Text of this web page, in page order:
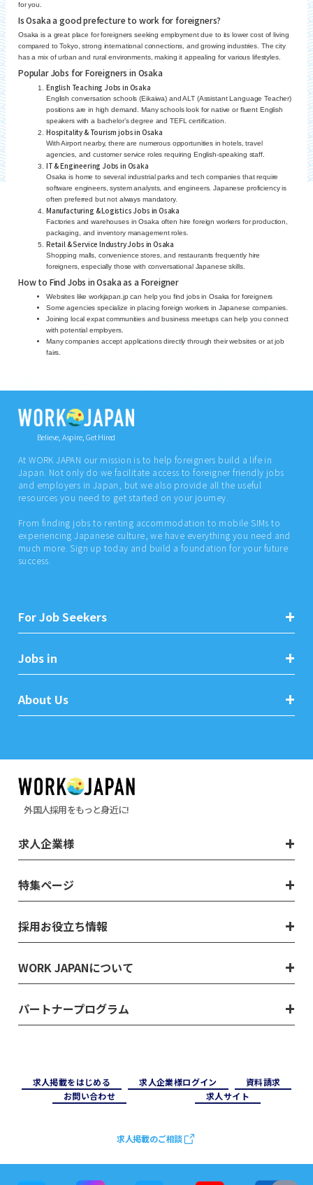
for you.
Is Osaka a good prefecture to work for foreigners?
Osaka is a great place for foreigners seeking employment due to its lower cost of living
compared to Tokyo, strong international connections, and growing industries. The city
has a mix of urban and rural environments, making it appealing for various lifestyles.
Popular Jobs for Foreigners in Osaka
English Teaching Jobs in Osaka
English conversation schools (Eikaiwa) and ALT (Assistant Language Teacher)
positions are in high demand. Many schools look for native or fluent English
speakers with a bachelor’s degree and TEFL certification.
Hospitality & Tourism jobs in Osaka
With Airport nearby, there are numerous opportunities in hotels, travel
agencies, and customer service roles requiring English-speaking staff.
IT & Engineering Jobs in Osaka
Osaka is home to several industrial parks and tech companies that require
software engineers, system analysts, and engineers. Japanese proficiency is
often preferred but not always mandatory.
Manufacturing & Logistics Jobs in Osaka
Factories and warehouses in Osaka often hire foreign workers for production,
packaging, and inventory management roles.
Retail & Service Industry Jobs in Osaka
Shopping malls, convenience stores, and restaurants frequently hire
foreigners, especially those with conversational Japanese skills.
How to Find Jobs in Osaka as a Foreigner
Websites like workjapan.jp can help you find jobs in Osaka for foreigners
Some agencies specialize in placing foreign workers in Japanese companies.
Joining local expat communities and business meetups can help you connect
with potential employers.
Many companies accept applications directly through their websites or at job
fairs.
Believe, Aspire, Get Hired
At WORK JAPAN our mission is to help foreigners build a life in
Japan. Not only do we facilitate access to foreigner friendly jobs
and employers in Japan, but we also provide all the useful
resources you need to get started on your journey.
From finding jobs to renting accommodation to mobile SIMs to
experiencing Japanese culture, we have everything you need and
much more. Sign up today and build a foundation for your future
success.
For Job Seekers
Jobs in
About Us
外国人採用をもっと身近に!
求人企業様
特集ページ
採用お役立ち情報
WORK JAPANについて
パートナープログラム
求⼈掲載をはじめる 求⼈企業様ログイン
資料請求
お問い合わせ
求⼈サイト
求人掲載のご相談